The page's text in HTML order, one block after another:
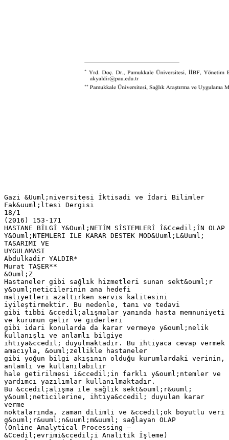
Gazi &Uuml;niversitesi İktisadi ve İdari Bilimler
Fak&uuml;ltesi Dergisi
18/1
(2016) 153-171
HASTANE BİLGİ Y&Ouml;NETİM SİSTEMLERİ İ&Ccedil;İN OLAP
Y&Ouml;NTEMLERİ İLE KARAR DESTEK MOD&Uuml;L&Uuml;
TASARIMI VE
UYGULAMASI
Abdulkadir YALDIR*
Murat TAŞER**
&Ouml;Z
Hastaneler gibi sağlık hizmetleri sunan sekt&ouml;r
y&ouml;neticilerinin ana hedefi
maliyetleri azaltırken servis kalitesini
iyileştirmektir. Bu nedenle, tanı ve tedavi
gibi tıbbi &ccedil;alışmalar yanında hasta memnuniyeti
ve kurumun gelir ve giderleri
gibi idari konularda da karar vermeye y&ouml;nelik
kullanışlı ve anlamlı bilgiye
ihtiya&ccedil; duyulmaktadır. Bu ihtiyaca cevap vermek
amacıyla, &ouml;zellikle hastaneler
gibi yoğun bilgi akışının olduğu kurumlardaki verinin,
anlamlı ve kullanılabilir
hale getirilmesi i&ccedil;in farklı y&ouml;ntemler ve
yardımcı yazılımlar kullanılmaktadır.
Bu &ccedil;alışma ile sağlık sekt&ouml;r&uuml;
y&ouml;neticilerine, ihtiya&ccedil; duyulan karar
verme
noktalarında, zaman dilimli ve &ccedil;ok boyutlu veri
g&ouml;r&uuml;n&uuml;m&uuml; sağlayan OLAP
(Online Analytical Processing –
&Ccedil;evrimi&ccedil;i Analitik İşleme)